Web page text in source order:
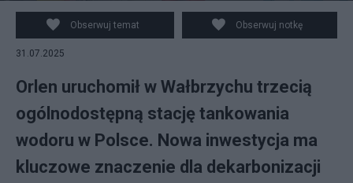
Wałbrzych, 31.07.2025. Uroczyste otwarcie stacji
tankowania wodorem w Wałbrzychu, 31 bm. Pojemność
zbiorników pozwala zatankować 20 miejskich
autobusów oraz ponad 30 samochodów osobowych w
Obserwuj temat Obserwuj notkę
31.07.2025
Orlen uruchomił w Wałbrzychu trzecią
ogólnodostępną stację tankowania
wodoru w Polsce. Nowa inwestycja ma
kluczowe znaczenie dla dekarbonizacji